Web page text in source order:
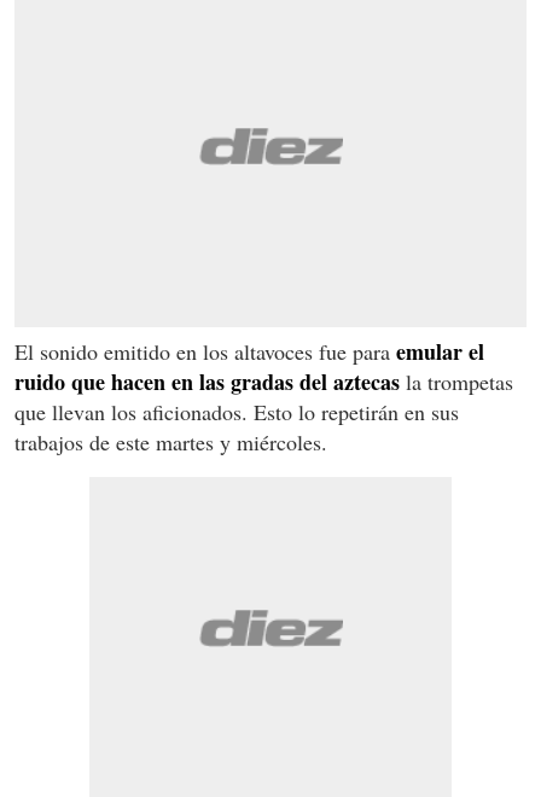
El sonido emitido en los altavoces fue para emular el
ruido que hacen en las gradas del aztecas la trompetas
que llevan los aficionados. Esto lo repetirán en sus
trabajos de este martes y miércoles.